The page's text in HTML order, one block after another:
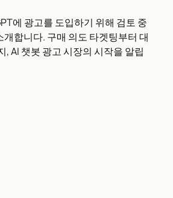
에 광고를 도입하기 위해 검토 중
개합니다. 구매 의도 타겟팅부터 대
, AI 챗봇 광고 시장의 시작을 알립